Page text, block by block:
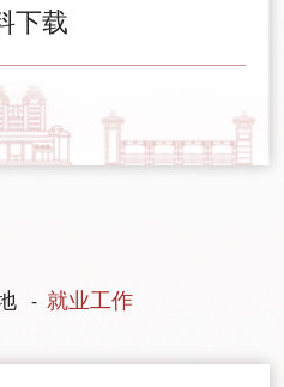
下载
- 就业工作